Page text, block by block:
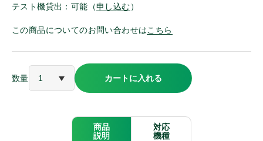
テスト機貸出：可能（申し込む）
この商品についてのお問い合わせはこちら
数量 カートに入れる
商品
説明
対応
機種
スタンダードホライゾン
アルインコ
ケンウッド
パナソニック